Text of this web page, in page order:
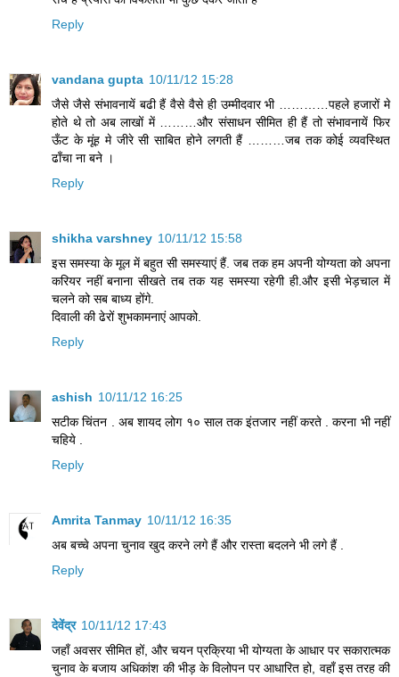
Reply
vandana gupta 10/11/12 15:28
जैसे जैसे संभावनायें बढी हैं वैसे वैसे ही उम्मीदवार भी …………पहले हजारों मे
होते थे तो अब लाखों में ………और संसाधन सीमित ही हैं तो संभावनायें फिर
ऊँट के मूंह मे जीरे सी साबित होने लगती हैं ………जब तक कोई व्यवस्थित
ढाँचा ना बने ।
Reply
shikha varshney 10/11/12 15:58
इस समस्या के मूल में बहुत सी समस्याएं हैं. जब तक हम अपनी योग्यता को अपना
करियर नहीं बनाना सीखते तब तक यह समस्या रहेगी ही.और इसी भेड़चाल में
चलने को सब बाध्य होंगे.
दिवाली की ढेरों शुभकामनाएं आपको.
Reply
ashish 10/11/12 16:25
सटीक चिंतन . अब शायद लोग १० साल तक इंतजार नहीं करते . करना भी नहीं
चहिये .
Reply
Amrita Tanmay 10/11/12 16:35
अब बच्चे अपना चुनाव खुद करने लगे हैं और रास्ता बदलने भी लगे हैं .
Reply
देवेंद्र 10/11/12 17:43
जहाँ अवसर सीमित हों, और चयन प्रक्रिया भी योग्यता के आधार पर सकारात्मक
चुनाव के बजाय अधिकांश की भीड़ के विलोपन पर आधारित हो, वहाँ इस तरह की